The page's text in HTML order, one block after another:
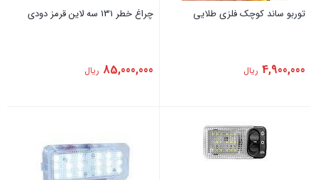
توربو ساند کوچک فلزی طلایی
4,900,000 ریال
چراغ خطر 131 سه لاین قرمز دودی
85,000,000 ریال